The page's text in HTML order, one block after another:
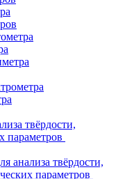
твёрдости,
параметров
анализа твёрдости,
параметров